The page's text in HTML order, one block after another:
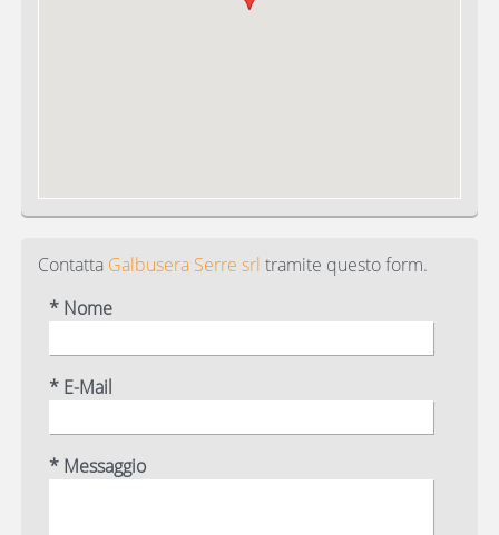
Contatta Galbusera Serre srl tramite questo form.
* Nome
* E-Mail
* Messaggio